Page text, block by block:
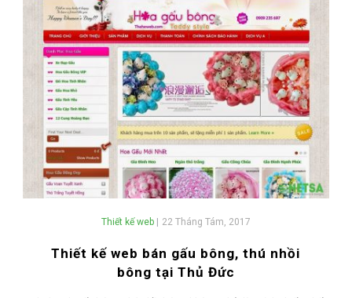
Thiết kế web| 22 Tháng Tám, 2017
Thiết kế web bán gấu bông, thú nhồi
bông tại Thủ Đức